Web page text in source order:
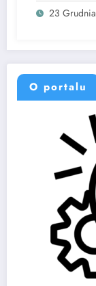
23
O portalu